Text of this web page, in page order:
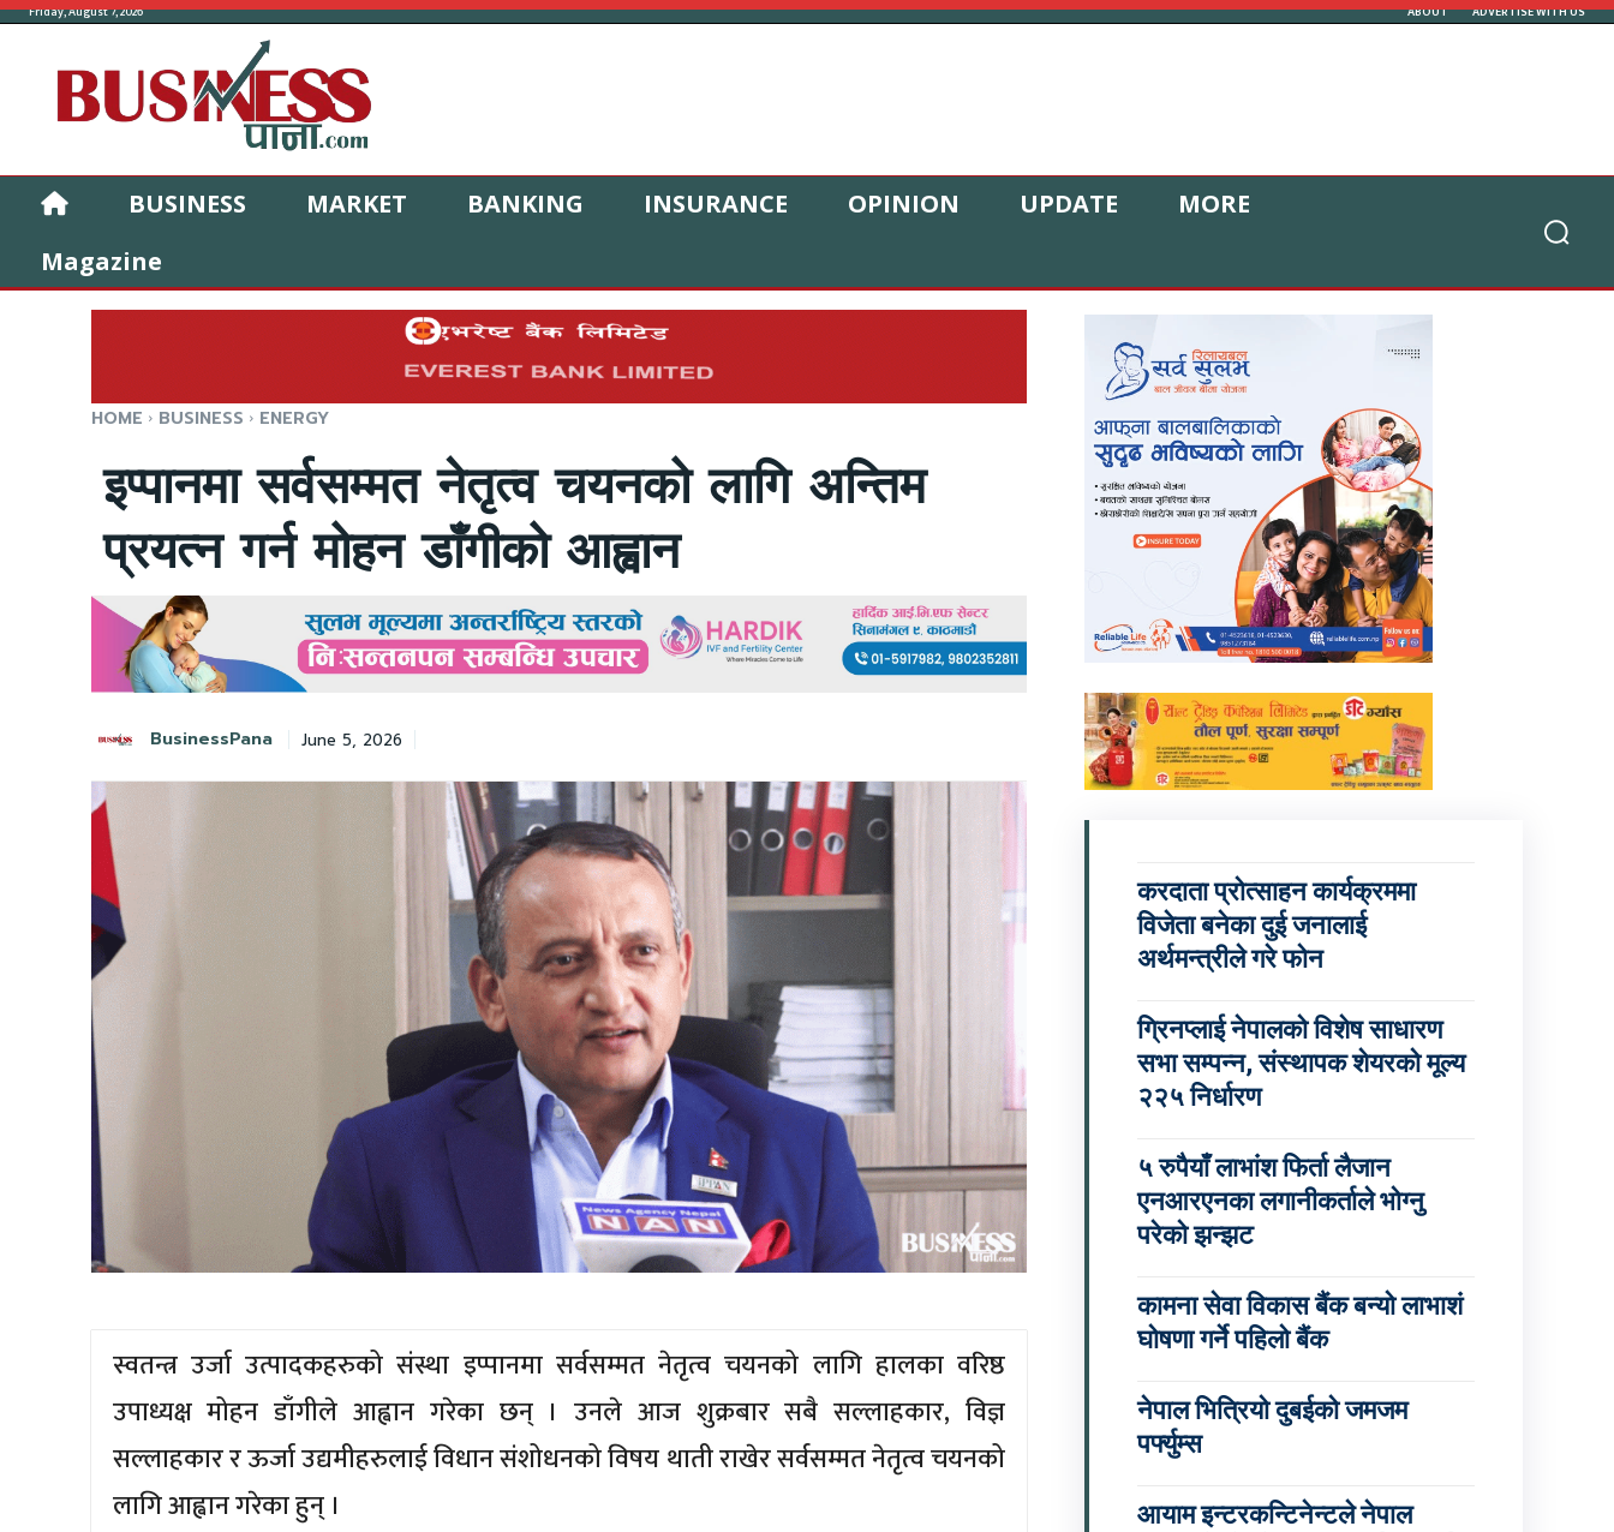
Friday, August 7, 2026 ABOUT ADVERTISE WITH US
BUSINESS MARKET BANKING INSURANCE OPINION UPDATE
MORE
Magazine
HOME BUSINESS ENERGY
इप्पानमा सर्वसम्मत नेतृत्व चयनको लागि अन्तिम
प्रयत्न गर्न मोहन डाँगीको आह्वान
BusinessPana June 5, 2026
स्वतन्त्र उर्जा उत्पादकहरुको संस्था इप्पानमा सर्वसम्मत नेतृत्व चयनको लागि हालका वरिष्ठ
उपाध्यक्ष मोहन डाँगीले आह्वान गरेका छन् । उनले आज शुक्रबार सबै सल्लाहकार, विज्ञ
सल्लाहकार र ऊर्जा उद्यमीहरुलाई विधान संशोधनको विषय थाती राखेर सर्वसम्मत नेतृत्व चयनको
लागि आह्वान गरेका हुन् ।
करदाता प्रोत्साहन कार्यक्रममा
विजेता बनेका दुई जनालाई
अर्थमन्त्रीले गरे फोन
ग्रिनप्लाई नेपालको विशेष साधारण
सभा सम्पन्न, संस्थापक शेयरको मूल्य
२२५ निर्धारण
५ रुपैयाँ लाभांश फिर्ता लैजान
एनआरएनका लगानीकर्ताले भोग्नु
परेको झन्झट
कामना सेवा विकास बैंक बन्यो लाभाशं
घोषणा गर्ने पहिलो बैंक
नेपाल भित्रियो दुबईको जमजम
पर्फ्युम्स
आयाम इन्टरकन्टिनेन्टले नेपाल